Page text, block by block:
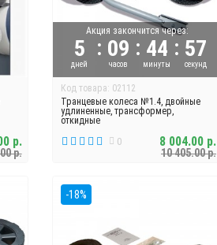
р.
р.
Акция закончится через:
5
дней
: 09
часов
: 44
минуты
: 56
секунд
Код товара: 02112
Транцевые колеса №1.4, двойные
удлиненные, трансформер,
откидные
0
10 405.00 р.
8 004.00 р.
-18%